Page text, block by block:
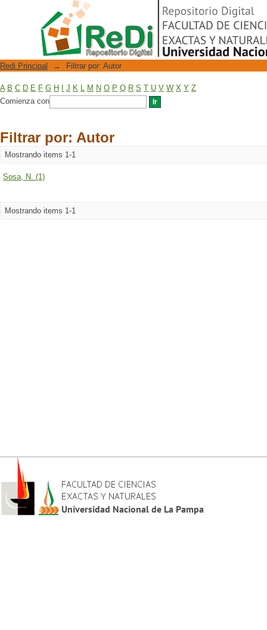
Filtrar por: Autor
Repositorio Digital
Redi Principal → Filtrar por: Autor
A B C D E F G H J K L M N O P Q R S T U V W X Y Z
Comienza con
Filtrar por: Autor
Mostrando items 1-1
Sosa, N. (1)
Mostrando items 1-1